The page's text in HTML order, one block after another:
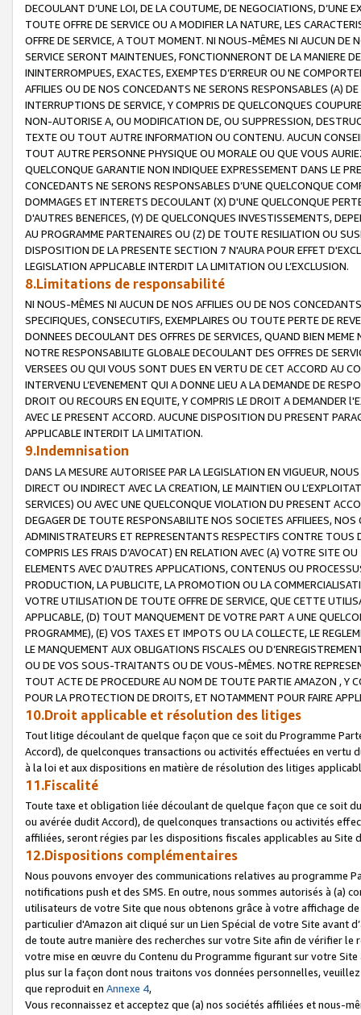
DECOULANT D’UNE LOI, DE LA COUTUME, DE NEGOCIATIONS, D’UNE
TOUTE OFFRE DE SERVICE OU A MODIFIER LA NATURE, LES
OFFRE DE SERVICE, A TOUT MOMENT. NI NOUS-MÊMES NI AUCUN DE
SERVICE SERONT MAINTENUES, FONCTIONNERONT DE LA MANIERE
ININTERROMPUES, EXACTES, EXEMPTES D’ERREUR OU NE
AFFILIES OU DE NOS CONCEDANTS NE SERONS RESPONSABLES (A)
INTERRUPTIONS DE SERVICE, Y COMPRIS DE QUELCONQUES
NON-AUTORISE A, OU MODIFICATION DE, OU SUPPRESSION,
TEXTE OU TOUT AUTRE INFORMATION OU CONTENU. AUCUN
TOUT AUTRE PERSONNE PHYSIQUE OU MORALE OU QUE VOUS
QUELCONQUE GARANTIE NON INDIQUEE EXPRESSEMENT DANS LE
CONCEDANTS NE SERONS RESPONSABLES D’UNE QUELCONQUE
DOMMAGES ET INTERETS DECOULANT (X) D'UNE QUELCONQUE
D'AUTRES BENEFICES, (Y) DE QUELCONQUES INVESTISSEMENTS,
AU PROGRAMME PARTENAIRES OU (Z) DE TOUTE RESILIATION OU
DISPOSITION DE LA PRESENTE SECTION 7 N'AURA POUR EFFET
LEGISLATION APPLICABLE INTERDIT LA LIMITATION OU L’EXCLUSION.
8.Limitations de responsabilité
NI NOUS-MÊMES NI AUCUN DE NOS AFFILIES OU DE NOS
SPECIFIQUES, CONSECUTIFS, EXEMPLAIRES OU TOUTE PERTE DE
DONNEES DECOULANT DES OFFRES DE SERVICES, QUAND BIEN
NOTRE RESPONSABILITE GLOBALE DECOULANT DES OFFRES DE
VERSEES OU QUI VOUS SONT DUES EN VERTU DE CET ACCORD AU
INTERVENU L’EVENEMENT QUI A DONNE LIEU A LA DEMANDE DE
DROIT OU RECOURS EN EQUITE, Y COMPRIS LE DROIT A DEMANDER
AVEC LE PRESENT ACCORD. AUCUNE DISPOSITION DU PRESENT
APPLICABLE INTERDIT LA LIMITATION.
9.Indemnisation
DANS LA MESURE AUTORISEE PAR LA LEGISLATION EN VIGUEUR,
DIRECT OU INDIRECT AVEC LA CREATION, LE MAINTIEN OU
SERVICES) OU AVEC UNE QUELCONQUE VIOLATION DU PRESENT
DEGAGER DE TOUTE RESPONSABILITE NOS SOCIETES AFFILIEES,
ADMINISTRATEURS ET REPRESENTANTS RESPECTIFS CONTRE
COMPRIS LES FRAIS D’AVOCAT) EN RELATION AVEC (A) VOTRE SITE
ELEMENTS AVEC D’AUTRES APPLICATIONS, CONTENUS OU
PRODUCTION, LA PUBLICITE, LA PROMOTION OU LA
VOTRE UTILISATION DE TOUTE OFFRE DE SERVICE, QUE CETTE
APPLICABLE, (D) TOUT MANQUEMENT DE VOTRE PART A UNE
PROGRAMME), (E) VOS TAXES ET IMPOTS OU LA COLLECTE, LE
LE MANQUEMENT AUX OBLIGATIONS FISCALES OU
OU DE VOS SOUS-TRAITANTS OU DE VOUS-MÊMES. NOTRE
TOUT ACTE DE PROCEDURE AU NOM DE TOUTE PARTIE AMAZON , Y
POUR LA PROTECTION DE DROITS, ET NOTAMMENT POUR FAIRE
10.Droit applicable et résolution des litiges
Tout litige découlant de quelque façon que ce soit du Programme
Accord), de quelconques transactions ou activités effectuées en vertu
à la loi et aux dispositions en matière de résolution des litiges
11.Fiscalité
Toute taxe et obligation liée découlant de quelque façon que ce soit
ou avérée dudit Accord), de quelconques transactions ou activités
affiliées, seront régies par les dispositions fiscales applicables au Site
12.Dispositions complémentaires
Nous pouvons envoyer des communications relatives au programme
notifications push et des SMS. En outre, nous sommes autorisés à
utilisateurs de votre Site que nous obtenons grâce à votre affichage
particulier d'Amazon ait cliqué sur un Lien Spécial de votre Site avant
de toute autre manière des recherches sur votre Site afin de vérifier
votre mise en œuvre du Contenu du Programme figurant sur votre
plus sur la façon dont nous traitons vos données personnelles,
que reproduit en Annexe 4,
Vous reconnaissez et acceptez que (a) nos sociétés affiliées et nous-